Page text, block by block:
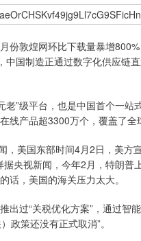
敦煌网环比下载量暴增
国制造正通过数字化供应链
”级平台，也是中国首个一站
产品超3300万个，覆盖了全
美国东部时间4月2日，美方
央视新闻，今年2月，特朗普
话，美国的海关压力太大。
过“关税优化方案”，通过智
政策还没有正式取消”。